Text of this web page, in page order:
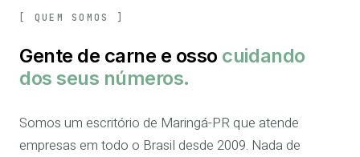
[ QUEM SOMOS ]
Gente de carne e osso cuidando
dos seus números.
Somos um escritório de Maringá-PR que atende
empresas em todo o Brasil desde 2009. Nada de